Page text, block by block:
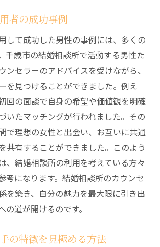
者の成功事例
して成功した男性の事例には、多くの
千歳市の結婚相談所で活動する男性た
ンセラーのアドバイスを受けながら、
を見つけることができました。例え
回の面談で自身の希望や価値観を明確
いたマッチングが行われました。その
で理想の女性と出会い、お互いに共通
共有することができました。このよう
、結婚相談所の利用を考えている方々
考になります。結婚相談所のカウンセ
を築き、自分の魅力を最大限に引き出
の道が開けるのです。
の特徴を見極める方法